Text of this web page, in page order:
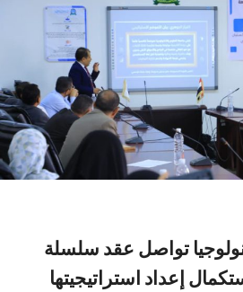
تواصل عقد سلسلة
إعداد استراتيجيتها